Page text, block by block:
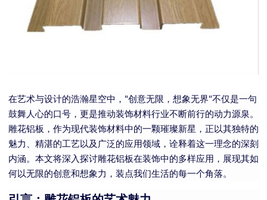
在艺术与设计的浩瀚星空中，"创意无限，想象无界"不仅是一句
鼓舞人心的口号，更是推动装饰材料行业不断前行的动力源泉。
雕花铝板，作为现代装饰材料中的一颗璀璨新星，正以其独特的
魅力、精湛的工艺以及广泛的应用领域，诠释着这一理念的深刻
内涵。本文将深入探讨雕花铝板在装饰中的多样应用，展现其如
何以无限的创意和想象力，装点我们生活的每一个角落。